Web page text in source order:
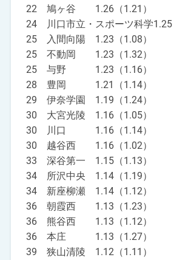
22 鳩ヶ谷 1.26（1.21）
24 川口市立・スポーツ科学1.25
25 入間向陽 1.23（1.08）
25 不動岡 1.23（1.32）
25 与野 1.23（1.16）
28 豊岡 1.21（1.14）
29 伊奈学園 1.19（1.24）
30 大宮光陵 1.16（1.05）
30 川口 1.16（1.14）
30 越谷西 1.16（1.02）
33 深谷第一 1.15（1.13）
34 所沢中央 1.14（1.19）
34 新座柳瀬 1.14（1.12）
36 朝霞西 1.13（1.23）
36 熊谷西 1.13（1.12）
36 本庄 1.13（1.27）
39 狭山清陵 1.12（1.11）